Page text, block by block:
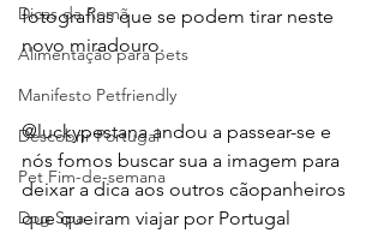
Dicas da Romã
Alimentação para pets
Manifesto Petfriendly
Descobrir Portugal
Pet Fim-de-semana
Dog Spa
fotografias que se podem tirar neste
novo miradouro.
@luckypestana andou a passear-se e
nós fomos buscar sua a imagem para
deixar a dica aos outros cãopanheiros
que queiram viajar por Portugal